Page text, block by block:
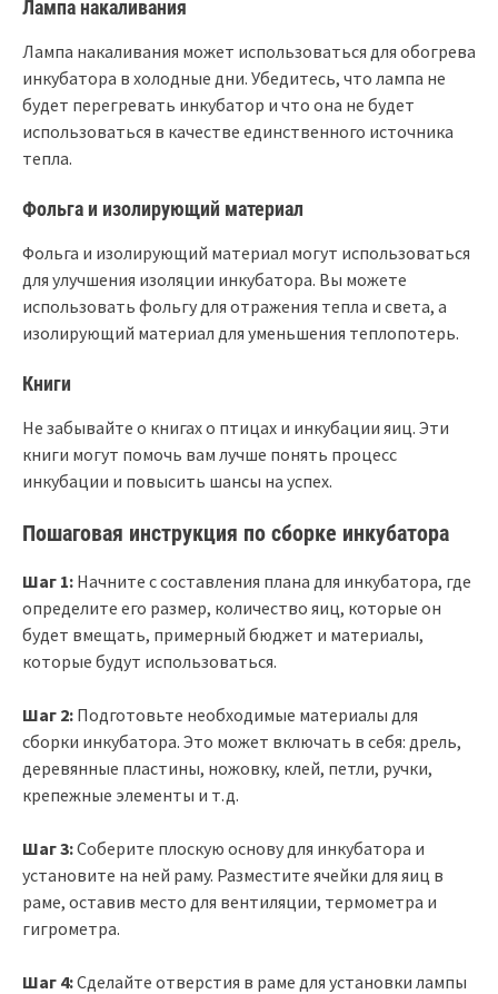
Лампа накаливания
Лампа накаливания может использоваться для обогрева
инкубатора в холодные дни. Убедитесь, что лампа не
будет перегревать инкубатор и что она не будет
использоваться в качестве единственного источника
тепла.
Фольга и изолирующий материал
Фольга и изолирующий материал могут использоваться
для улучшения изоляции инкубатора. Вы можете
использовать фольгу для отражения тепла и света, а
изолирующий материал для уменьшения теплопотерь.
Книги
Не забывайте о книгах о птицах и инкубации яиц. Эти
книги могут помочь вам лучше понять процесс
инкубации и повысить шансы на успех.
Пошаговая инструкция по сборке инкубатора
Шаг 1: Начните с составления плана для инкубатора, где
определите его размер, количество яиц, которые он
будет вмещать, примерный бюджет и материалы,
которые будут использоваться.
Шаг 2: Подготовьте необходимые материалы для
сборки инкубатора. Это может включать в себя: дрель,
деревянные пластины, ножовку, клей, петли, ручки,
крепежные элементы и т.д.
Шаг 3:Соберите плоскую основу для инкубатора и
установите на ней раму. Разместите ячейки для яиц в
раме, оставив место для вентиляции, термометра и
гигрометра.
Шаг 4:Сделайте отверстия в раме для установки лампы